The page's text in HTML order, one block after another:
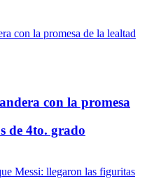
con la promesa
de 4to. grado